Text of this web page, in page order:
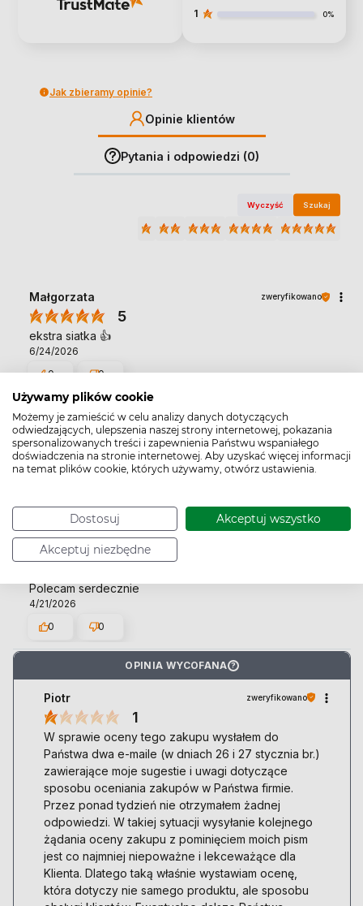
Używamy plików cookie
Możemy je zamieścić w celu analizy danych dotyczących
odwiedzających, ulepszenia naszej strony internetowej, pokazania
spersonalizowanych treści i zapewnienia Państwu wspaniałego
doświadczenia na stronie internetowej. Aby uzyskać więcej informacji
na temat plików cookie, których używamy, otwórz ustawienia.
Dostosuj Akceptuj wszystko
Akceptuj niezbędne
1 0%
Jak zbieramy opinie?
Opinie klientów
Pytania i odpowiedzi (0)
Wyczyść Szukaj
Małgorzata zweryfikowano
5
ekstra siatka 👍️
6/24/2026
0
0
Agnieszka zweryfikowano
5
Niskue ceny. Szybka wysylka
5/5/2026
Agnieszka
Polecam serdecznie
4/21/2026
0
0
OPINIA WYCOFANA ?
Piotr zweryfikowano
1
W sprawie oceny tego zakupu wysłałem do
Państwa dwa e-maile (w dniach 26 i 27 stycznia br.)
zawierające moje sugestie i uwagi dotyczące
sposobu oceniania zakupów w Państwa firmie.
Przez ponad tydzień nie otrzymałem żadnej
odpowiedzi. W takiej sytuacji wysyłanie kolejnego
żądania oceny zakupu z pominięciem moich pism
jest co najmniej niepoważne i lekceważące dla
Klienta. Dlatego taką właśnie wystawiam ocenę,
która dotyczy nie samego produktu, ale sposobu